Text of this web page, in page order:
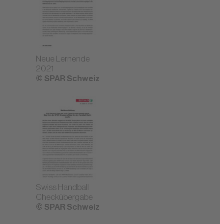
Neue Lernende
2021
© SPAR Schweiz
Swiss Handball
Checkübergabe
© SPAR Schweiz